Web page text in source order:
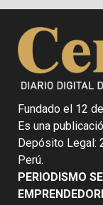
Fundado el 12
Es una
Depósito Legal:
Perú.
PERIODISMO